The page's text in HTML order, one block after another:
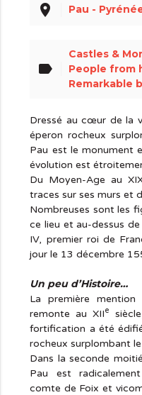
place Pau -
label
Castles &
People from
Remarkable
Dressé au cœur de la
éperon rocheux
Pau est le monument
évolution est
Du Moyen-Age au
traces sur ses murs et
Nombreuses sont les
ce lieu et au-dessus
IV, premier roi de
jour le 13 décembre
Un peu d’Histoire…
La première
remonte au XIIe
fortification a été
rocheux surplombant
Dans la seconde
Pau est
comte de Foix et